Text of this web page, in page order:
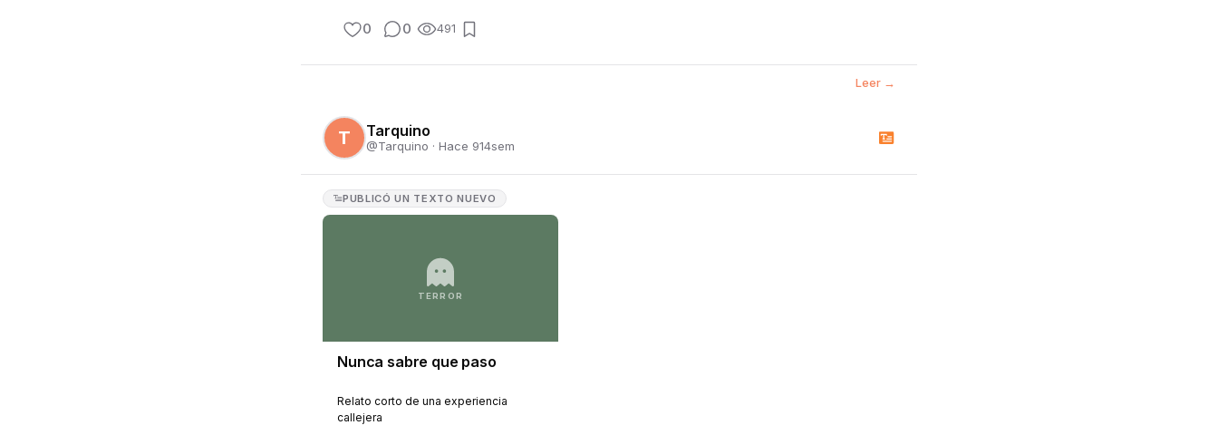
0 0 491
Leer →
T Tarquino
@Tarquino · Hace 914sem
PUBLICÓUN TEXTO NUEVO
TERROR
Nunca sabre que paso
Relato corto de una experiencia
callejera